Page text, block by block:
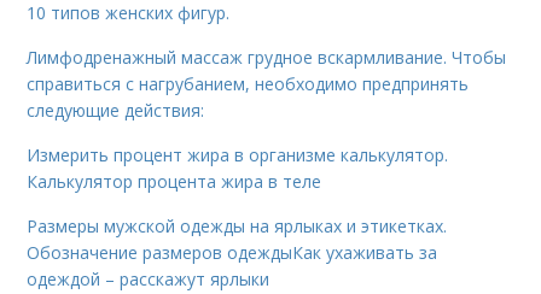
10 типов женских фигур.
Лимфодренажный массаж грудное вскармливание. Чтобы
справиться с нагрубанием, необходимо предпринять
следующие действия:
Измерить процент жира в организме калькулятор.
Калькулятор процента жира в теле
Размеры мужской одежды на ярлыках и этикетках.
Обозначение размеров одеждыКак ухаживать за
одеждой – расскажут ярлыки